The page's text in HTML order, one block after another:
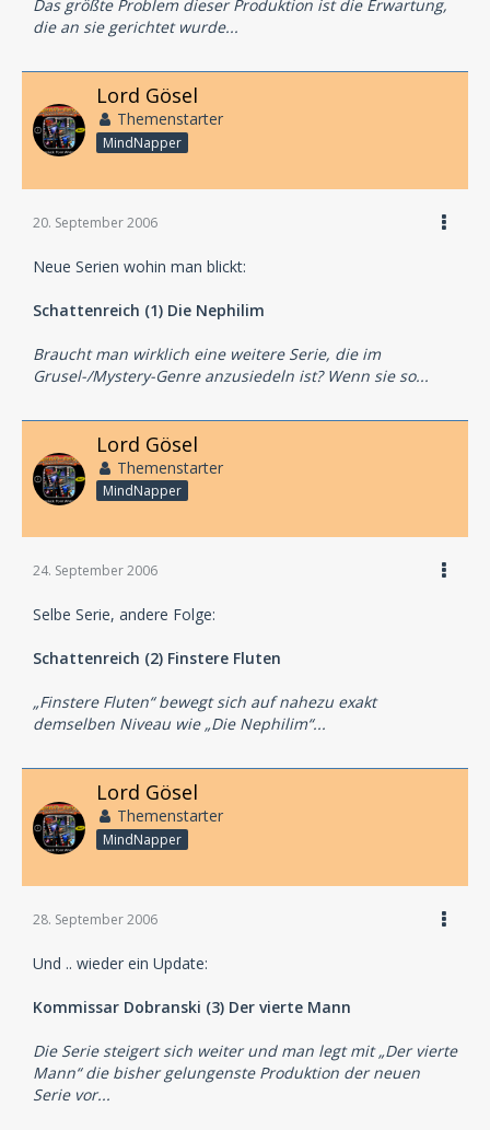
Das größte Problem dieser Produktion ist die Erwartung,
die an sie gerichtet wurde...
Lord Gösel
Themenstarter
MindNapper
20. September 2006
Neue Serien wohin man blickt:
Schattenreich (1) Die Nephilim
Braucht man wirklich eine weitere Serie, die im
Grusel-/Mystery-Genre anzusiedeln ist? Wenn sie so...
Lord Gösel
Themenstarter
MindNapper
24. September 2006
Selbe Serie, andere Folge:
Schattenreich (2) Finstere Fluten
„Finstere Fluten“ bewegt sich auf nahezu exakt
demselben Niveau wie „Die Nephilim“...
Lord Gösel
Themenstarter
MindNapper
28. September 2006
Und .. wieder ein Update:
Kommissar Dobranski (3) Der vierte Mann
Die Serie steigert sich weiter und man legt mit „Der vierte
Mann“ die bisher gelungenste Produktion der neuen
Serie vor...